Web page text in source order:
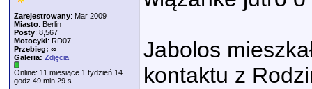
Zarejestrowany: Mar 2009
Miasto: Berlin
Posty: 8,567
Motocykl: RD07
Przebieg: ∞
Galeria: Zdjęcia
Online: 11 miesiące 1 tydzień 14
godz 49 min 29 s
Jabolos
kontaktu z